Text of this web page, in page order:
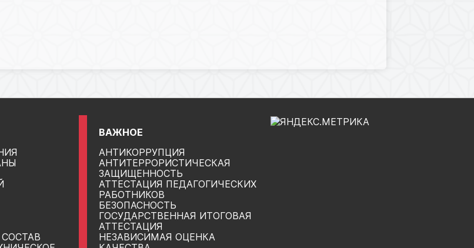
ВАЖНОЕ
АНТИКОРРУПЦИЯ
АНТИТЕРРОРИСТИЧЕСКАЯ
ЗАЩИЩЕННОСТЬ
АТТЕСТАЦИЯ ПЕДАГОГИЧЕСКИХ
РАБОТНИКОВ
БЕЗОПАСНОСТЬ
ГОСУДАРСТВЕННАЯ ИТОГОВАЯ
АТТЕСТАЦИЯ
НЕЗАВИСИМАЯ ОЦЕНКА